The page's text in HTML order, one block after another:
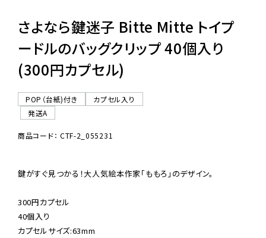
06-6282-7659
さよなら鍵迷子 Bitte Mitte トイプ
ードルのバッグクリップ 40個入り
(300円カプセル)
POP（台紙)付き
カプセル入り
発送A
商品コード： CTF-2_055231
鍵がすぐ見つかる！大人気絵本作家「ももろ」のデザイン。
300円カプセル
40個入り
カプセルサイズ:63mm